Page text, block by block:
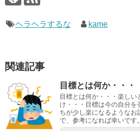
ヘラヘラするな kame
関連記事
目標とは何か・・・
目標とは何か・・・楽しい
け・・・目標は今の自分
ちが少し楽になるようなお
で、参考になれば幸いです。